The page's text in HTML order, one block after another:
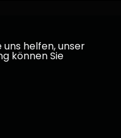
helfen, unser
können Sie